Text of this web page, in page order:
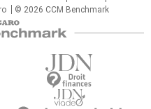
© 2026 CCM Benchmark